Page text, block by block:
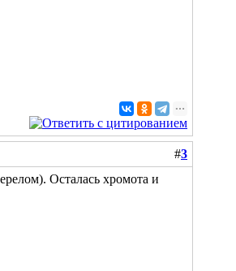
#3
Осталась хромота и